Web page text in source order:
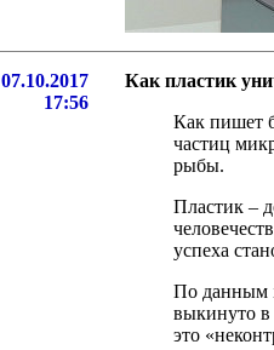
07.10.2017
17:56
Как пластик
Как пишет
частиц
рыбы.
Пластик –
успеха
По данным
выкинуто в
это